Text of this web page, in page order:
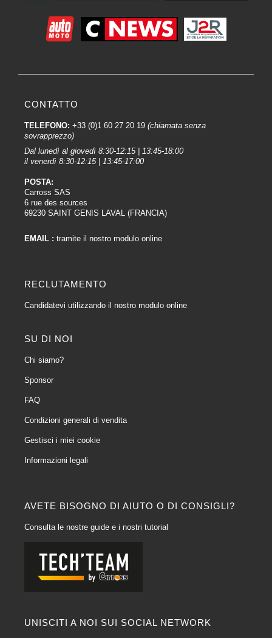
AVETE BISOGNO DI AIUTO O DI CONSIGLI?
Consulta le nostre guide e i nostri tutorial
UNISCITI A NOI SUI SOCIAL NETWORK
CONTATTO
TELEFONO: +33 (0)1 60 27 20 19 (chiamata senza
sovrapprezzo)
Dal lunedì al giovedì 8:30-12:15 | 13:45-18:00
il venerdì 8:30-12:15 | 13:45-17:00
POSTA:
Carross SAS
6 rue des sources
69230 SAINT GENIS LAVAL (FRANCIA)
EMAIL : tramite il nostro modulo online
RECLUTAMENTO
Candidatevi utilizzando il nostro modulo online
SU DI NOI
Chi siamo?
Sponsor
FAQ
Condizioni generali di vendita
Gestisci i miei cookie
Informazioni legali